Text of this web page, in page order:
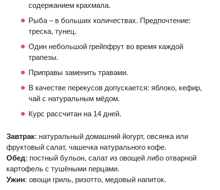
содержанием крахмала.
Рыба – в больших количествах. Предпочтение:
треска, тунец.
Один небольшой грейпфрут во время каждой
трапезы.
Приправы заменить травами.
В качестве перекусов допускается: яблоко, кефир,
чай с натуральным мёдом.
Курс рассчитан на 14 дней.
Завтрак: натуральный домашний йогурт, овсянка или
фруктовый салат, чашечка натурального кофе.
Обед: постный бульон, салат из овощей либо отварной
картофель с тушёными перцами.
Ужин: овощи гриль, ризотто, медовый напиток.